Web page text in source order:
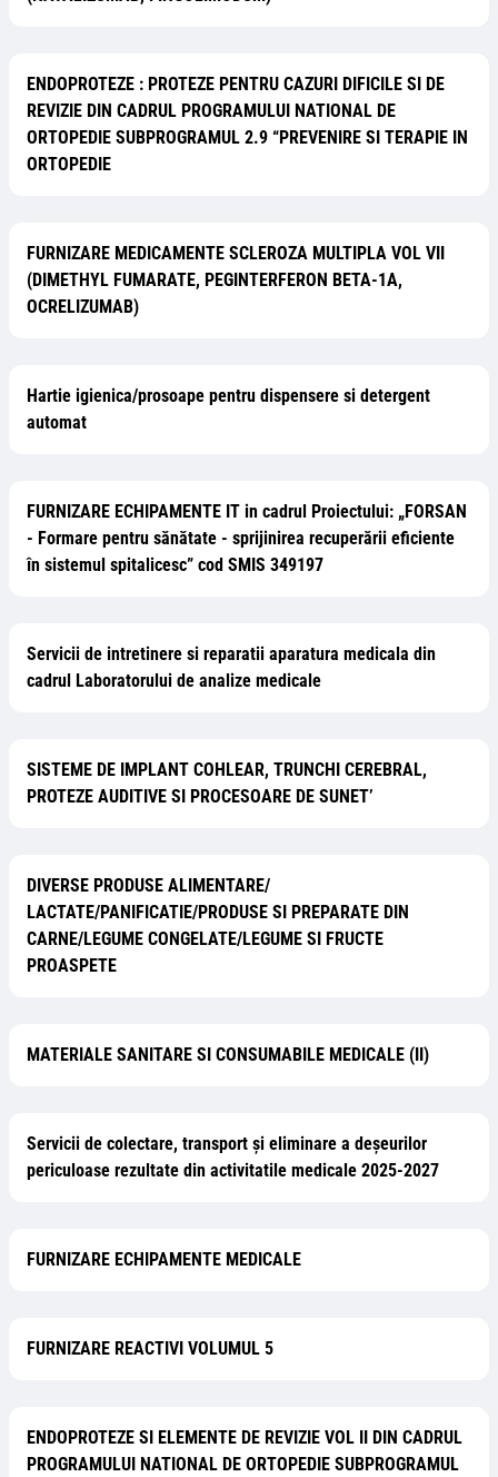
ENDOPROTEZE : PROTEZE PENTRU CAZURI DIFICILE SI DE
REVIZIE DIN CADRUL PROGRAMULUI NATIONAL DE
ORTOPEDIE SUBPROGRAMUL 2.9 “PREVENIRE SI TERAPIE IN
ORTOPEDIE
FURNIZARE MEDICAMENTE SCLEROZA MULTIPLA VOL VII
(DIMETHYL FUMARATE, PEGINTERFERON BETA-1A,
OCRELIZUMAB)
Hartie igienica/prosoape pentru dispensere si detergent
automat
FURNIZARE ECHIPAMENTE IT in cadrul Proiectului: „FORSAN
- Formare pentru sănătate - sprijinirea recuperării eficiente
în sistemul spitalicesc” cod SMIS 349197
Servicii de intretinere si reparatii aparatura medicala din
cadrul Laboratorului de analize medicale
SISTEME DE IMPLANT COHLEAR, TRUNCHI CEREBRAL,
PROTEZE AUDITIVE SI PROCESOARE DE SUNET’
DIVERSE PRODUSE ALIMENTARE/
LACTATE/PANIFICATIE/PRODUSE SI PREPARATE DIN
CARNE/LEGUME CONGELATE/LEGUME SI FRUCTE
PROASPETE
MATERIALE SANITARE SI CONSUMABILE MEDICALE (II)
Servicii de colectare, transport şi eliminare a deşeurilor
periculoase rezultate din activitatile medicale 2025-2027
FURNIZARE ECHIPAMENTE MEDICALE
FURNIZARE REACTIVI VOLUMUL 5
ENDOPROTEZE SI ELEMENTE DE REVIZIE VOL II DIN CADRUL
PROGRAMULUI NATIONAL DE ORTOPEDIE SUBPROGRAMUL